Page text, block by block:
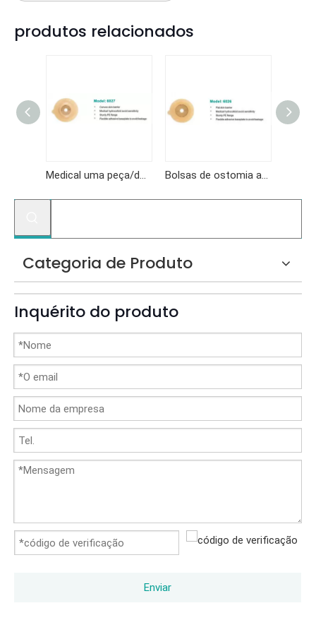
produtos relacionados
Bolsas de ostomia abertas uma bolsa de ostomia de colostomia
Categoria de Produto
Inquérito do produto
Enviar